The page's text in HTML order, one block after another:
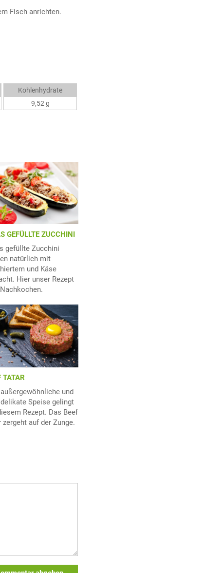
Fisch anrichten.
Kohlenhydrate
9,52 g
GEFÜLLTE ZUCCHINI
gefüllte Zucchini
natürlich mit
und Käse
Hier unser Rezept
TATAR
und
Speise gelingt
Rezept. Das Beef
zergeht auf der Zunge.